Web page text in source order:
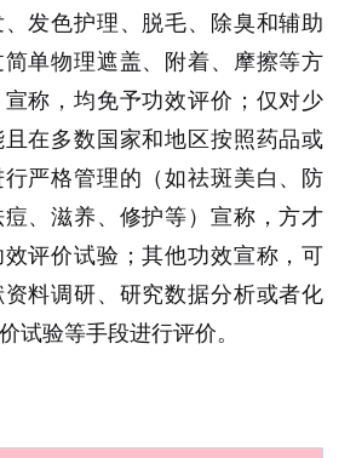
发色护理、脱毛、除臭和辅助
单物理遮盖、附着、摩擦等方
称，均免予功效评价；仅对少
在多数国家和地区按照药品或
严格管理的（如祛斑美白、防
、滋养、修护等）宣称，方才
评价试验；其他功效宣称，可
料调研、研究数据分析或者化
试验等手段进行评价。